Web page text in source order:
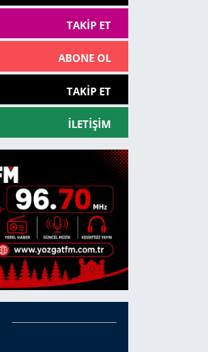
TAKIP ET
ABONE OL
TAKIP ET
İLETIŞIM